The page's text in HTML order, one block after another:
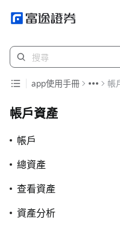
app使用手冊 帳
帳戶資產
帳戶
總資產
查看資產
資產分析